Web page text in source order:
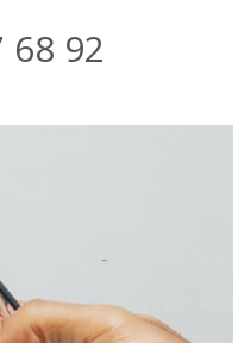
68 92